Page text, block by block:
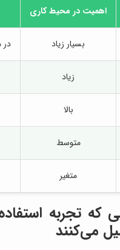
اهمیت در محیط کاری
بسیار زیاد
زیاد
بالا
متوسط
متغیر
که تجربه
می‌کنند